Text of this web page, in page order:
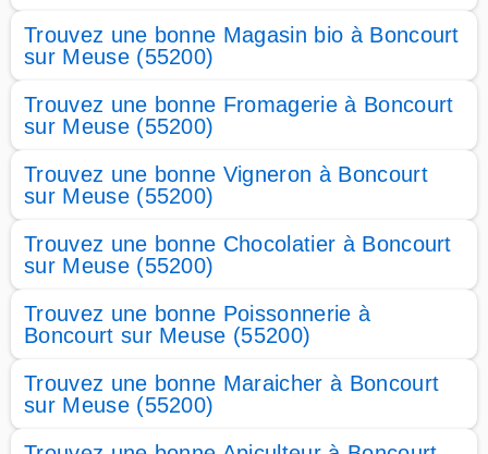
Trouvez une bonne Magasin bio à Boncourt
sur Meuse (55200)
Trouvez une bonne Fromagerie à Boncourt
sur Meuse (55200)
Trouvez une bonne Vigneron à Boncourt
sur Meuse (55200)
Trouvez une bonne Chocolatier à Boncourt
sur Meuse (55200)
Trouvez une bonne Poissonnerie à
Boncourt sur Meuse (55200)
Trouvez une bonne Maraicher à Boncourt
sur Meuse (55200)